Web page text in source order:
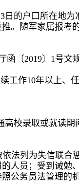
的户口所在地为
。随军家属报考
〔2019〕1号文
工作10年以上、
校录取或就读
法列为失信联合
人员；受到诫勉
公务员法管理的